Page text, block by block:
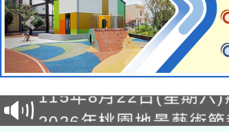
轉知經濟部水利署委託
業技術研究院辦理「
用水績優單位及節水達
桃園市孔廟祈福系列
2026年桃園地景藝術